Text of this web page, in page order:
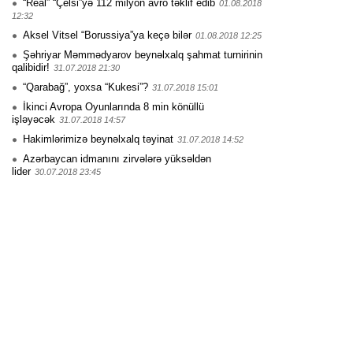
“Real” “Çelsi”yə 112 milyon avro təklif edib 01.08.2018
12:32
Aksel Vitsel “Borussiya”ya keçə bilər 01.08.2018 12:25
Şəhriyar Məmmədyarov beynəlxalq şahmat turnirinin
qalibidir! 31.07.2018 21:30
“Qarabağ”, yoxsa “Kukesi”? 31.07.2018 15:01
İkinci Avropa Oyunlarında 8 min könüllü
işləyəcək 31.07.2018 14:57
Hakimlərimizə beynəlxalq təyinat 31.07.2018 14:52
Azərbaycan idmanını zirvələrə yüksəldən
lider 30.07.2018 23:45